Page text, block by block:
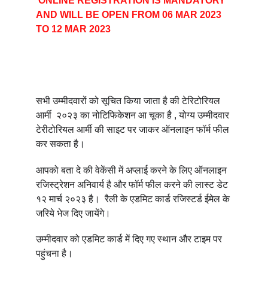
AND WILL BE OPEN FROM 06 MAR 2023
TO 12 MAR 2023
सभी उम्मीदवारों को सूचित किया जाता है की टेरिटोरियल
आर्मी  २०२३ का नोटिफिकेशन आ चूका है , योग्य उम्मीदवार
टेरीटोरियल आर्मी की साइट पर जाकर ऑनलाइन फॉर्म फील
कर सकता है।
आपको बता दे की वेकेंसी में अप्लाई करने के लिए ऑनलाइन
रजिस्ट्रेशन अनिवार्य है और फॉर्म फील करने की लास्ट डेट
१२ मार्च २०२३ है।  रैली के एडमिट कार्ड रजिस्टर्ड ईमेल के
जरिये भेज दिए जायेंगे।
उम्मीदवार को एडमिट कार्ड में दिए गए स्थान और टाइम पर
पहुंचना है।